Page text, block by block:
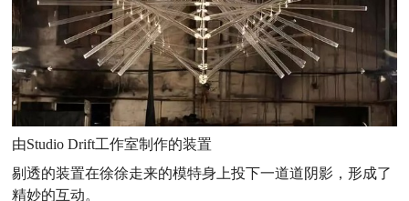
由Studio Drift工作室制作的装置
剔透的装置在徐徐走来的模特身上投下一道道阴影，形成了
精妙的互动。